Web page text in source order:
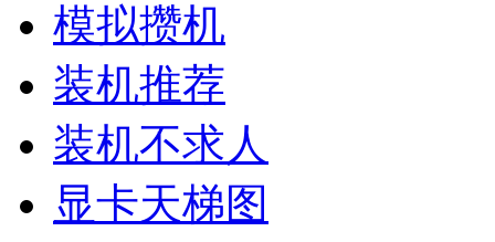
模拟攒机
装机推荐
装机不求人
显卡天梯图